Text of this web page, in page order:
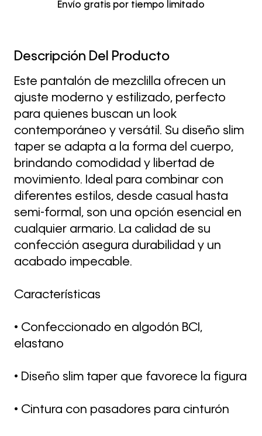
Envío gratis por tiempo limitado
Descripción Del Producto
Este pantalón de mezclilla ofrecen un
ajuste moderno y estilizado, perfecto
para quienes buscan un look
contemporáneo y versátil. Su diseño slim
taper se adapta a la forma del cuerpo,
brindando comodidad y libertad de
movimiento. Ideal para combinar con
diferentes estilos, desde casual hasta
semi-formal, son una opción esencial en
cualquier armario. La calidad de su
confección asegura durabilidad y un
acabado impecable.
Características
• Confeccionado en algodón BCI,
elastano
• Diseño slim taper que favorece la figura
• Cintura con pasadores para cinturón